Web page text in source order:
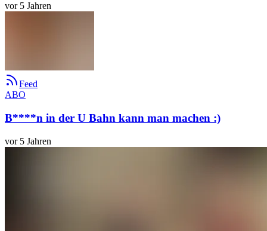
vor 5 Jahren
Feed
ABO
B****n in der U Bahn kann man machen :)
vor 5 Jahren